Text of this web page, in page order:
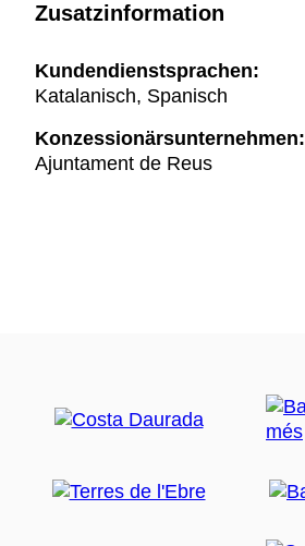
Zusatzinformation
Kundendienstsprachen:
Katalanisch, Spanisch
Konzessionärsunternehmen:
Ajuntament de Reus